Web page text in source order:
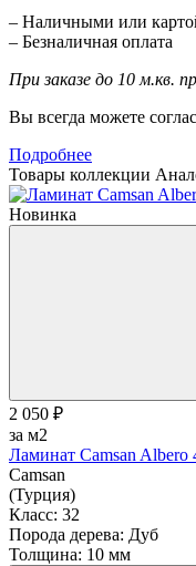
– Наличными или
– Безналичная оплата
При заказе до 10 м.кв.
Вы всегда можете
Подробнее
Товары коллекции
Новинка
2 050 ₽
за м2
Ламинат Camsan
Camsan
(Турция)
Класс: 32
Порода дерева: Дуб
Толщина: 10 мм